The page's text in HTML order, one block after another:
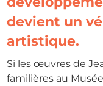
devient un
artistique.
Si les œuvres de
familières au